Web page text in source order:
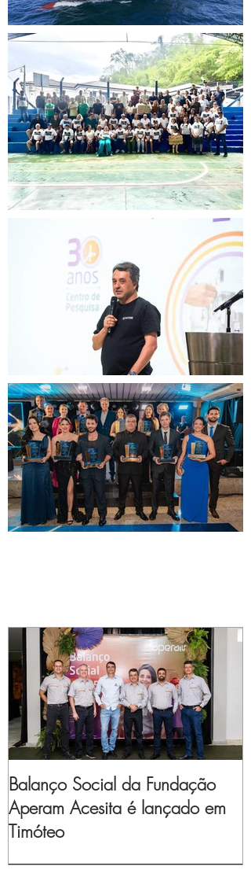
Balanço Social da Fundação
Aperam Acesita é lançado em
Timóteo